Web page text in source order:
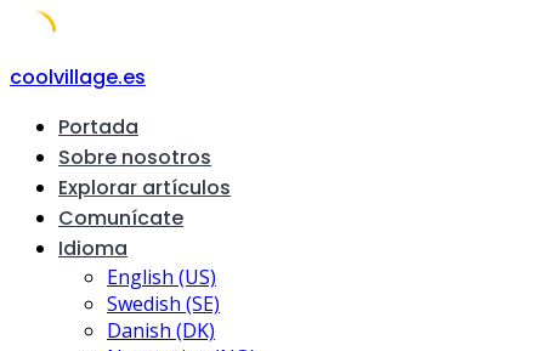
Skip
content
coolvillage.es
Portada
Sobre nosotros
Explorar artículos
Comunícate
Idioma
English (US)
Swedish (SE)
Danish (DK)